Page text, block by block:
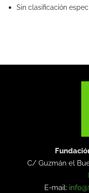
Sin clasificación
C/ Guzmán el
E-mail: